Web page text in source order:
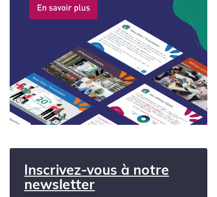
Inscrivez-vous à notre
newsletter